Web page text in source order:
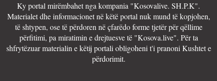
Ky portal mirëmbahet nga kompania "Kosovalive. SH.P.K".
Materialet dhe informacionet në këtë portal nuk mund të kopjohen,
të shtypen, ose të përdoren në çfarëdo forme tjetër për qëllime
përfitimi, pa miratimin e drejtuesve të "Kosova.live". Për ta
shfrytëzuar materialin e këtij portali obligoheni t'i pranoni Kushtet e
përdorimit.